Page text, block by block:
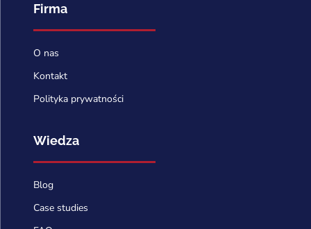
Firma
O nas
Kontakt
Polityka prywatności
Wiedza
Blog
Case studies